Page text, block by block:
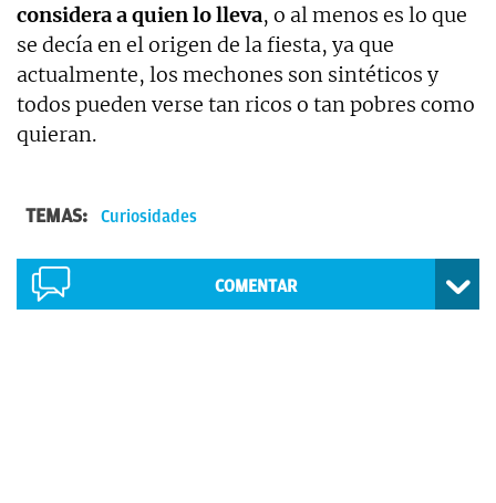
considera a quien lo lleva, o al menos es lo que
se decía en el origen de la fiesta, ya que
actualmente, los mechones son sintéticos y
todos pueden verse tan ricos o tan pobres como
quieran.
TEMAS: Curiosidades
COMENTAR